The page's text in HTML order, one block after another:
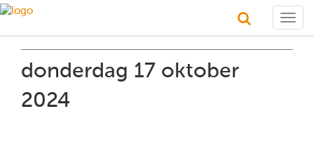
donderdag 17 oktober
2024